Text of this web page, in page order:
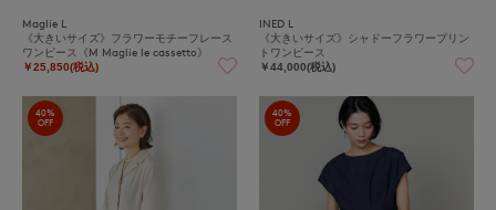
Maglie L
《大きいサイズ》フラワーモチーフレース
ワンピース《M Maglie le cassetto》
￥25,850(税込)
INED L
《大きいサイズ》シャドーフラワープリン
トワンピース
￥44,000(税込)
40%
OFF
40%
OFF